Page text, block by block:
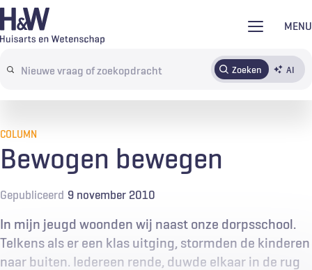
Overslaan
en
de
MENU
Search
terms
Zoeken AI
AbonnerenTijdschrift Inloggen
COLUMN
Bewogen bewegen
Gepubliceerd 9 november 2010
In mijn jeugd woonden wij naast onze dorpsschool.
Telkens als er een klas uitging, stormden de kinderen
naar buiten. Iedereen rende, duwde elkaar in de rug